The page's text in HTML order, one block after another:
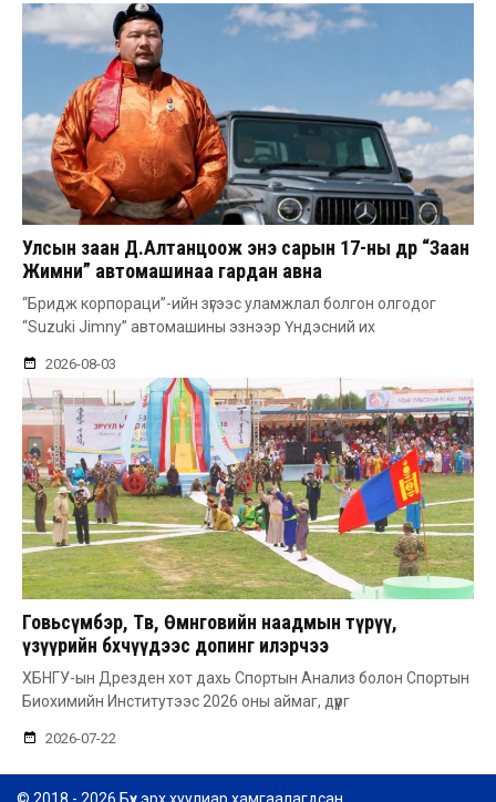
Улсын заан Д.Алтанцоож энэ сарын 17-ны өдөр “Заан
Жимни” автомашинаа гардан авна
“Бридж корпораци”-ийн зүгээс уламжлал болгон олгодог
“Suzuki Jimny” автомашины эзнээр Үндэсний их
2026-08-03
Говьсүмбэр, Төв, Өмнөговийн наадмын түрүү,
үзүүрийн бөхчүүдээс допинг илэрчээ
ХБНГУ-ын Дрезден хот дахь Спортын Анализ болон Спортын
Биохимийн Институтээс 2026 оны аймаг, дүүрг
2026-07-22